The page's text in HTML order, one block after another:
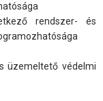
rendszer- és
üzemeltető védelmi